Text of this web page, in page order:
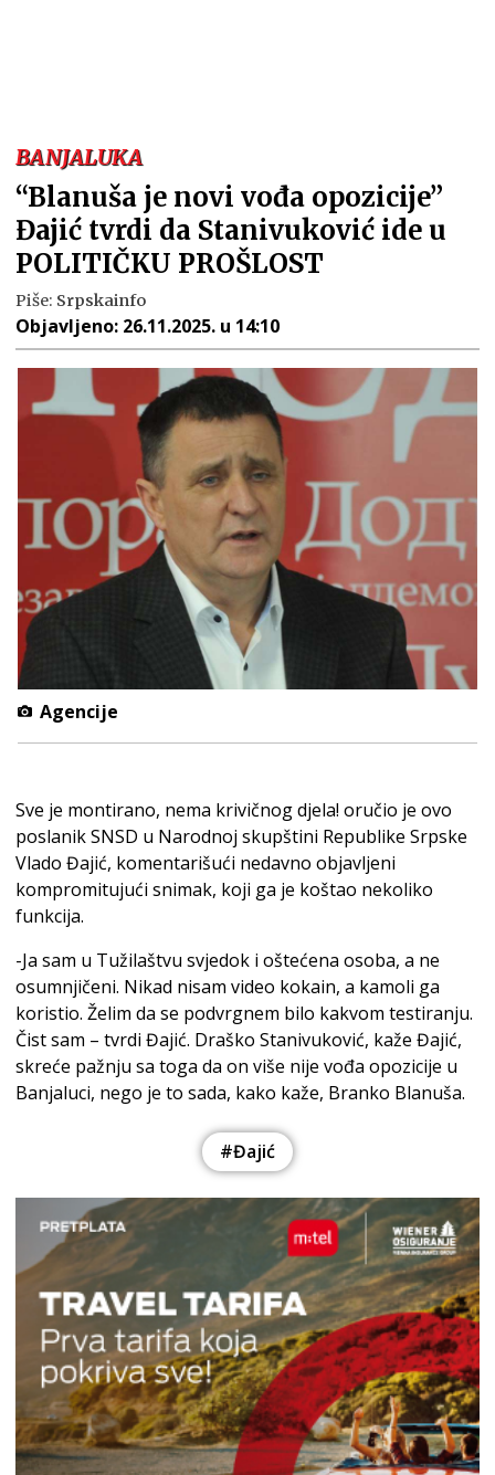
BANJALUKA
“Blanuša je novi vođa opozicije”
Đajić tvrdi da Stanivuković ide u
POLITIČKU PROŠLOST
Piše: Srpskainfo
Objavljeno: 26.11.2025. u 14:10
Agencije
Sve je montirano, nema krivičnog djela! oručio je ovo
poslanik SNSD u Narodnoj skupštini Republike Srpske
Vlado Đajić, komentarišući nedavno objavljeni
kompromitujući snimak, koji ga je koštao nekoliko
funkcija.
-Ja sam u Tužilaštvu svjedok i oštećena osoba, a ne
osumnjičeni. Nikad nisam video kokain, a kamoli ga
koristio. Želim da se podvrgnem bilo kakvom testiranju.
Čist sam – tvrdi Đajić. Draško Stanivuković, kaže Đajić,
skreće pažnju sa toga da on više nije vođa opozicije u
Banjaluci, nego je to sada, kako kaže, Branko Blanuša.
#Đajić